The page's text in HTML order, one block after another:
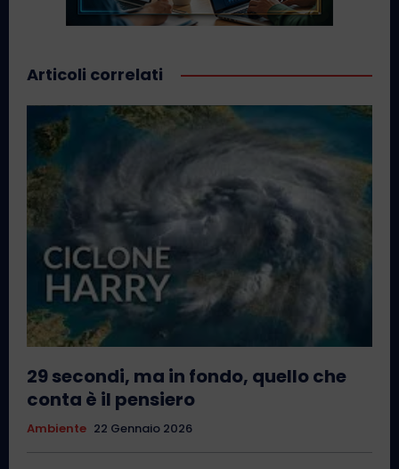
Articoli correlati
29 secondi, ma in fondo, quello che
conta è il pensiero
Ambiente 22 Gennaio 2026